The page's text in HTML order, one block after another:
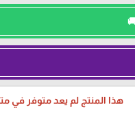
هذا المنتج لم يعد متوفر في